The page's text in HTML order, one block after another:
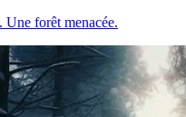
forêt menacée.